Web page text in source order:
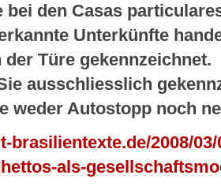
bei den Casas
Unterkünfte
der Türe gekennzeichnet.
ausschliesslich
weder Autostopp noch
brasilientexte.de/2008/
als-